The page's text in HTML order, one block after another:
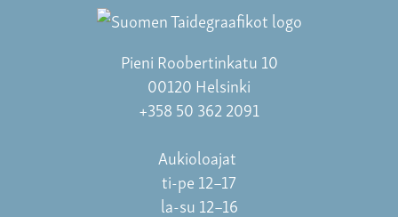
Pieni Roobertinkatu 10
00120 Helsinki
+358 50 362 2091
Aukioloajat
ti-pe 12–17
la-su 12–16